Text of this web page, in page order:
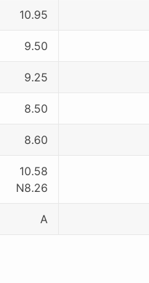
10.95
9.50
9.25
8.50
8.60
10.58
N8.26
A